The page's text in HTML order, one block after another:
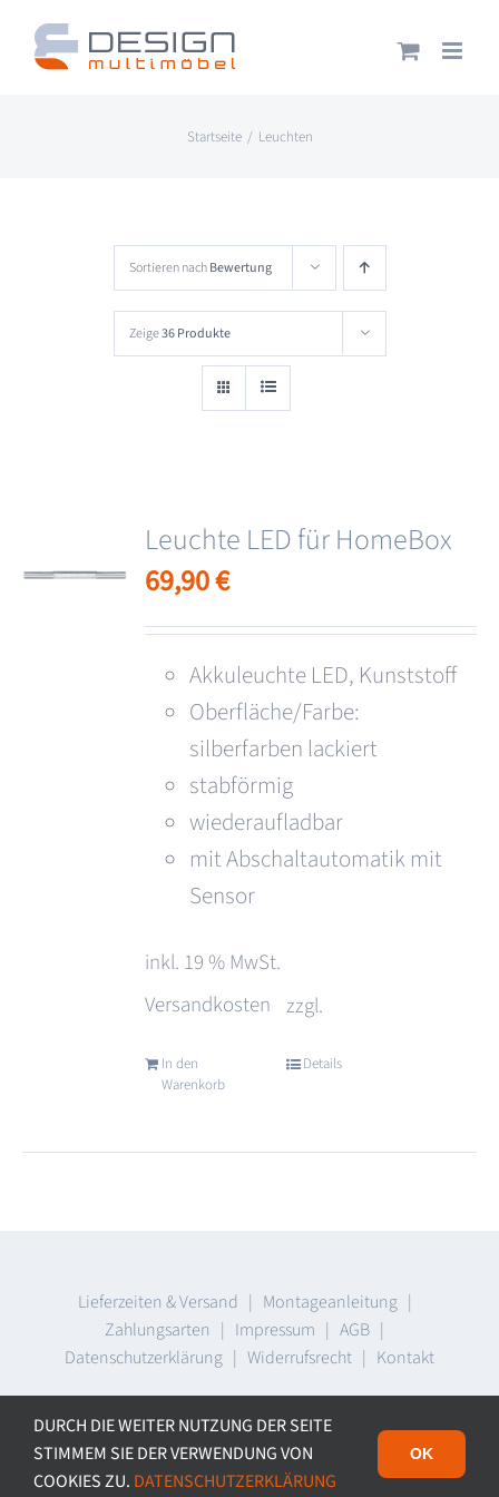
Zum
Inhalt
Startseite Leuchten
Sortieren nachBewertung
Zeige36 Produkte
Leuchte LED für HomeBox
69,90€
Akkuleuchte LED, Kunststoff
Oberfläche/Farbe:
silberfarben lackiert
stabförmig
wiederaufladbar
mit Abschaltautomatik mit
Sensor
inkl. 19 % MwSt.
zzgl.
Versandkosten
In den
Warenkorb
Details
Lieferzeiten & Versand | Montageanleitung|
Zahlungsarten | Impressum | AGB |
Datenschutzerklärung | Widerrufsrecht | Kontakt
© Copyright2026 | D-E- sign GmbH, Münchner Str. 35, D-
86641 Rain | All Rights Reserved
DURCH DIE WEITER NUTZUNG DER SEITE
STIMMEM SIE DER VERWENDUNG VON
COOKIES ZU. DATENSCHUTZERKLÄRUNG
OK